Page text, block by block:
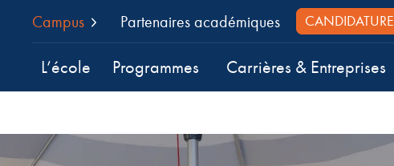
Campus Partenaires académiques CANDIDATURE
L’école Programmes Carrières & Entreprises